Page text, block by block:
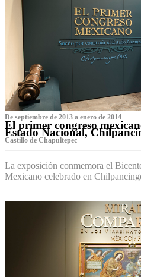
De septiembre de 2013 a enero de 2014
El primer congreso
Estado Nacional,
Castillo de Chapultepec
La exposición conmemora el
Mexicano celebrado en